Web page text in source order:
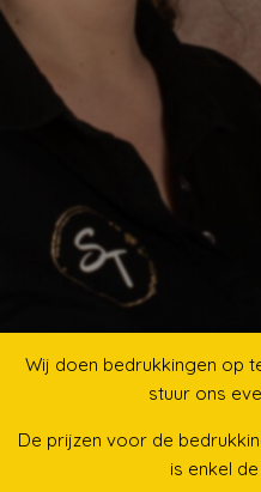
Wij doen bedrukkingen op
stuur ons
De prijzen voor de
is enkel